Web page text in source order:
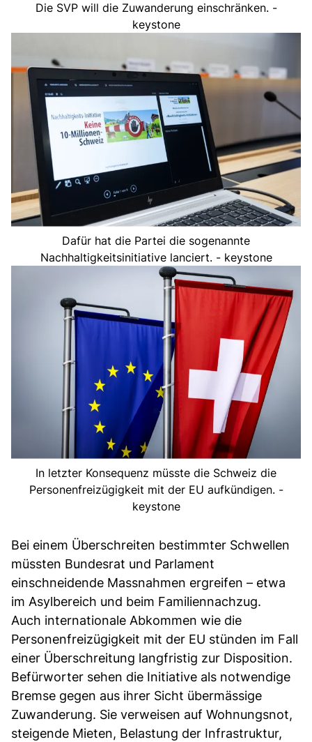
Die SVP will die Zuwanderung einschränken. -
keystone
Dafür hat die Partei die sogenannte
Nachhaltigkeitsinitiative lanciert. - keystone
In letzter Konsequenz müsste die Schweiz die
Personenfreizügigkeit mit der EU aufkündigen. -
keystone
Bei einem Überschreiten bestimmter Schwellen
müssten Bundesrat und Parlament
einschneidende Massnahmen ergreifen – etwa
im Asylbereich und beim Familiennachzug.
Auch internationale Abkommen wie die
Personenfreizügigkeit mit der EU stünden im Fall
einer Überschreitung langfristig zur Disposition.
Befürworter sehen die Initiative als notwendige
Bremse gegen aus ihrer Sicht übermässige
Zuwanderung. Sie verweisen auf Wohnungsnot,
steigende Mieten, Belastung der Infrastruktur,